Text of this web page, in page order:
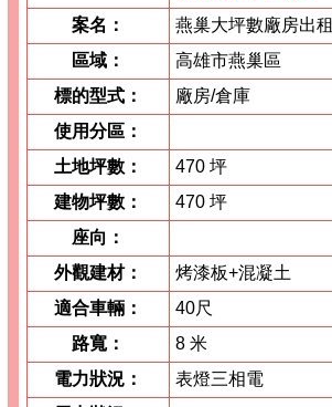
案名：
燕巢大坪數廠房出租
區域：
高雄市燕巢區
標的型式：
廠房/倉庫
使用分區：
土地坪數：
470 坪
建物坪數：
470 坪
座向：
外觀建材：
烤漆板+混凝土
適合車輛：
40尺
路寬：
8 米
電力狀況：
表燈三相電